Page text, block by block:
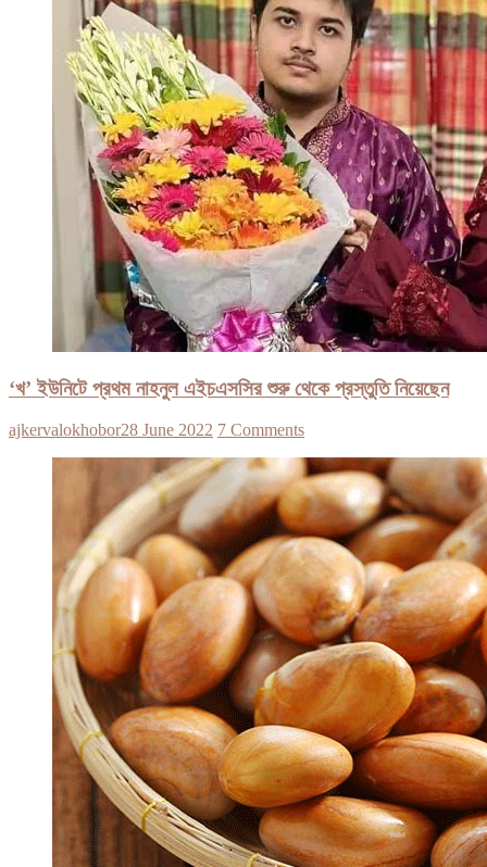
‘খ’ ইউনিটে প্রথম নাহনুল এইচএসসির শুরু থেকে প্রস্তুতি নিয়েছেন
ajkervalokhobor28 June 2022 7 Comments